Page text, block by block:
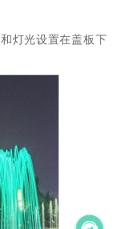
灯光设置在盖板下